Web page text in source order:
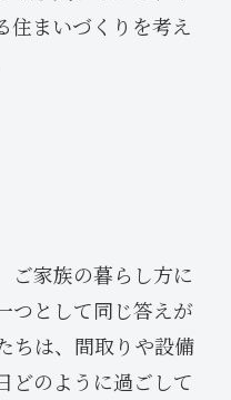
住まいづくりを考え
ご家族の暮らし方に
つとして同じ答えが
ちは、間取りや設備
どのように過ごして